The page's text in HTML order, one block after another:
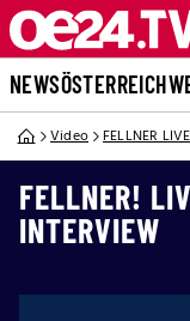
NEWSÖSTERREICH
Video FELLNER LIVE
FELLNER!
INTERVIEW